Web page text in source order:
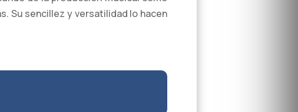
Su sencillez y versatilidad lo hacen